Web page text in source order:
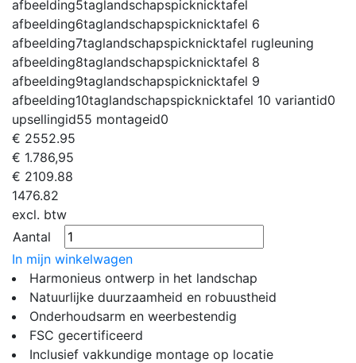
afbeelding5taglandschapspicknicktafel
afbeelding6taglandschapspicknicktafel 6
afbeelding7taglandschapspicknicktafel rugleuning
afbeelding8taglandschapspicknicktafel 8
afbeelding9taglandschapspicknicktafel 9
afbeelding10taglandschapspicknicktafel 10 variantid0
upsellingid55 montageid0
€ 2552.95
€ 1.786,95
€ 2109.88
1476.82
excl. btw
Aantal
In mijn winkelwagen
Harmonieus ontwerp in het landschap
Natuurlijke duurzaamheid en robuustheid
Onderhoudsarm en weerbestendig
FSC gecertificeerd
Inclusief vakkundige montage op locatie